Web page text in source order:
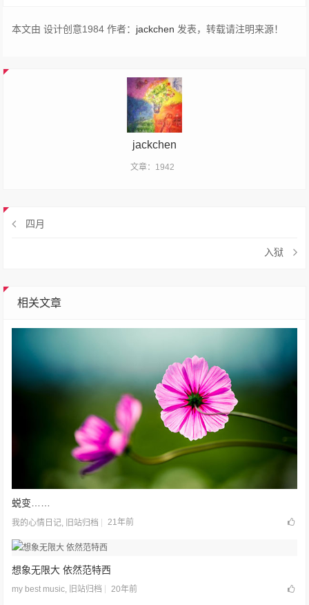
本文由 设计创意1984 作者： jackchen 发表，转载请注明来源！
jackchen
文章：1942
四月
入狱
相关文章
蜕变……
我的心情日记 旧站归档 21年前
想象无限大 依然范特西
my best music, 旧站归档 20年前